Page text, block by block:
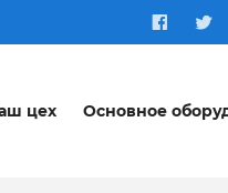
цех Основное